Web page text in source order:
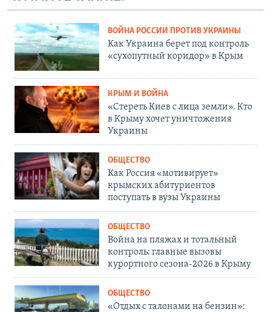
ВОЙНА РОССИИ ПРОТИВ УКРАИНЫ
Как Украина берет под контроль
«сухопутный коридор» в Крым
КРЫМ И ВОЙНА
«Стереть Киев с лица земли». Кто
в Крыму хочет уничтожения
Украины
ОБЩЕСТВО
Как Россия «мотивирует»
крымских абитуриентов
поступать в вузы Украины
ОБЩЕСТВО
Война на пляжах и тотальный
контроль: главные вызовы
курортного сезона-2026 в Крыму
ОБЩЕСТВО
«Отдых с талонами на бензин»: